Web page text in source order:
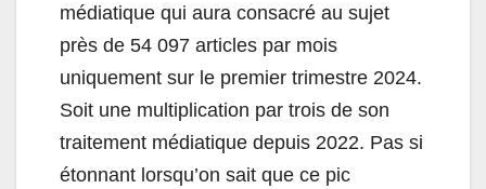
médiatique qui aura consacré au sujet
près de 54 097 articles par mois
uniquement sur le premier trimestre 2024.
Soit une multiplication par trois de son
traitement médiatique depuis 2022. Pas si
étonnant lorsqu’on sait que ce pic